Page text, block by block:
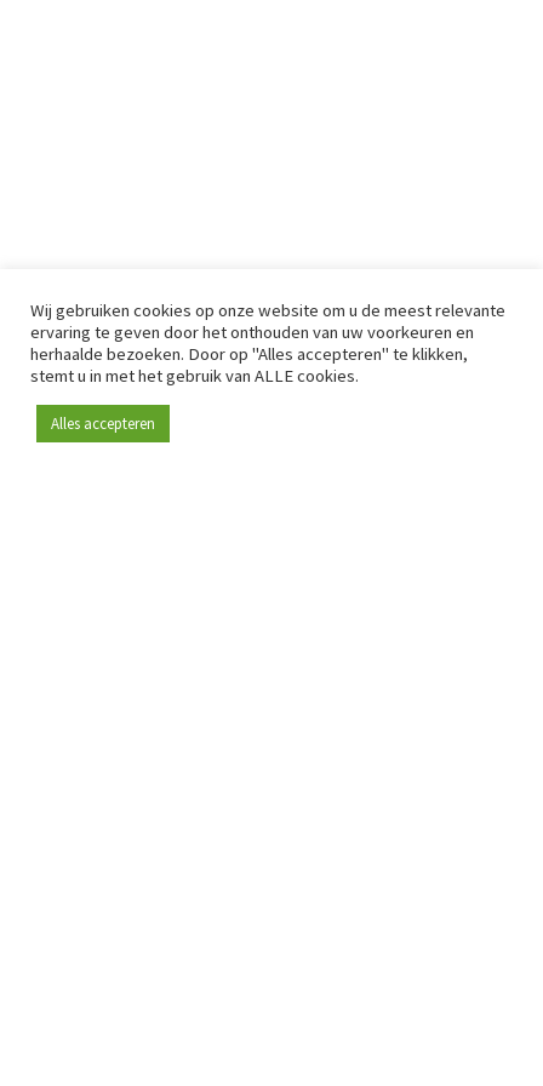
Wij gebruiken cookies op onze website om u de meest relevante
ervaring te geven door het onthouden van uw voorkeuren en
herhaalde bezoeken. Door op "Alles accepteren" te klikken,
stemt u in met het gebruik van ALLE cookies.
Alles accepteren